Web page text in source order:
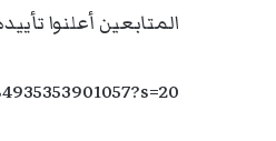
المتابعين أعلنوا